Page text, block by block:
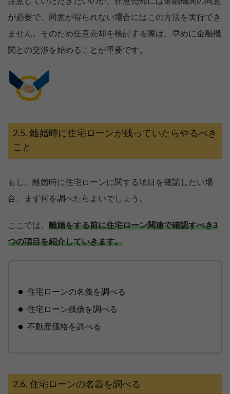
が必要で、同意が得られない場合にはこの方法を実行でき
ません。そのため任意売却を検討する際は、早めに金融機
関との交渉を始めることが重要です。
離婚時に住宅ローンが残っていたらやるべき
こと
もし、離婚時に住宅ローンに関する項目を確認したい場
合、まず何を調べたらよいでしょう。
ここでは、 離婚をする前に住宅ローン関連で確認すべき3
つの項目を紹介していきます。
住宅ローンの名義を調べる
住宅ローン残債を調べる
不動産価格を調べる
住宅ローンの名義を調べる